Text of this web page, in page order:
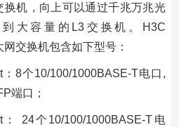
换机，向上可以通过千兆万兆光
大容量的L3交换机。H3C
交换机包含如下型号：
：8个10/100/1000BASE-T电口,
端口；
： 24个10/100/1000BASE-T电